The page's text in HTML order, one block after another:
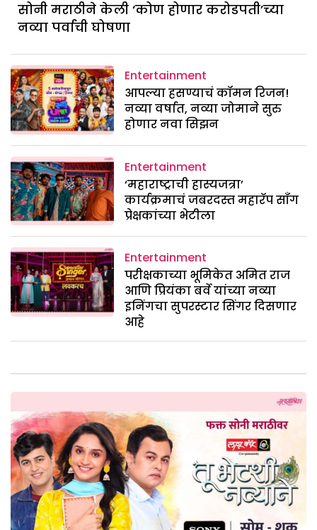
सोनी मराठीने केली ‘कोण होणार करोडपती’च्या
नव्या पर्वाची घोषणा
Entertainment
आपल्या हसण्याचं कॉमन रिजन!
नव्या वर्षात, नव्या जोमाने सुरु
होणार नवा सिझन
Entertainment
‘महाराष्ट्राची हास्यजत्रा’
कार्यक्रमाचं जबरदस्त महारॅप सॉंग
प्रेक्षकांच्या भेटीला
Entertainment
परीक्षकाच्या भूमिकेत अमित राज
आणि प्रियंका बर्वे यांच्या नव्या
इनिंगचा सुपरस्टार सिंगर दिसणार
आहे